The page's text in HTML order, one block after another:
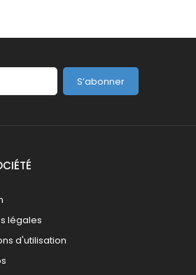
S’abonner
légales
d'utilisation